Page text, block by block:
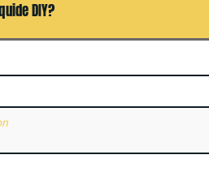
DIY?